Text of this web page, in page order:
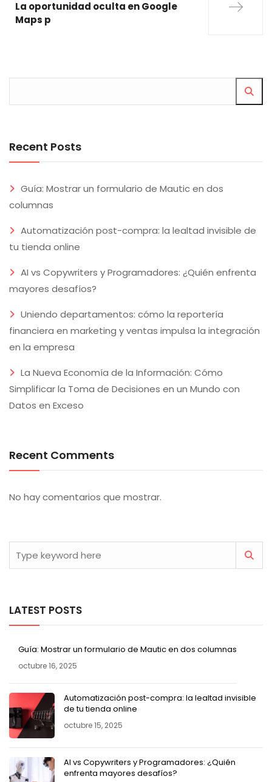
La oportunidad oculta en Google
Maps p
Recent Posts
Guía: Mostrar un formulario de Mautic en dos
columnas
Automatización post-compra: la lealtad invisible de
tu tienda online
AI vs Copywriters y Programadores: ¿Quién enfrenta
mayores desafíos?
Uniendo departamentos: cómo la reportería
financiera en marketing y ventas impulsa la integración
en la empresa
La Nueva Economía de la Información: Cómo
Simplificar la Toma de Decisiones en un Mundo con
Datos en Exceso
Recent Comments
No hay comentarios que mostrar.
LATEST POSTS
Guía: Mostrar un formulario de Mautic en dos columnas
octubre 16, 2025
Automatización post-compra: la lealtad invisible
de tu tienda online
octubre 15, 2025
AI vs Copywriters y Programadores: ¿Quién
enfrenta mayores desafíos?